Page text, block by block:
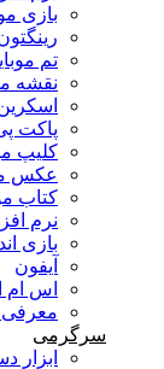
بازی
تم
نقشه
پاکت
کلیپ
عکس
کتاب
نرم
بازی
آیفون
اس
معرفی
سرگرمی
ابزار